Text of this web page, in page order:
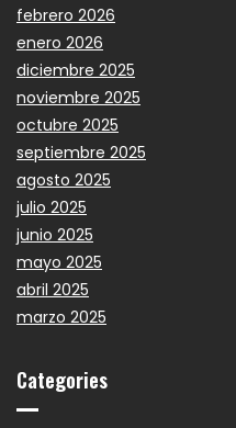
febrero 2026
enero 2026
diciembre 2025
noviembre 2025
octubre 2025
septiembre 2025
agosto 2025
julio 2025
junio 2025
mayo 2025
abril 2025
marzo 2025
Categories